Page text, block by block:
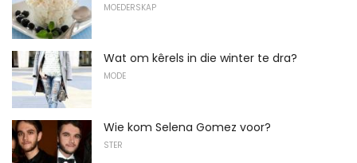
MOEDERSKAP
Wat om kêrels in die winter te dra?
MODE
Wie kom Selena Gomez voor?
STER